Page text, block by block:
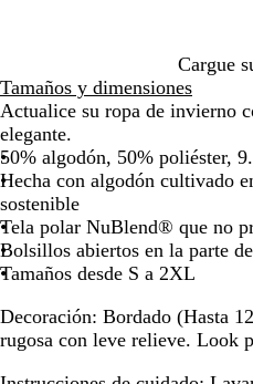
arrastrar
arrastrar
para
Cargue
Tamaños y dimensiones
Actualice su ropa de invierno
elegante.
50% algodón, 50% poliéster,
Hecha con algodón cultivado
sostenible
Tela polar NuBlend® que no
Bolsillos abiertos en la parte
Tamaños desde S a 2XL
Decoración: Bordado (Hasta
rugosa con leve relieve. Look